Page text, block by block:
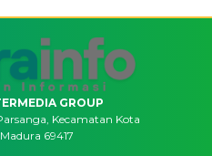
GROUP
Kecamatan Kota
69417